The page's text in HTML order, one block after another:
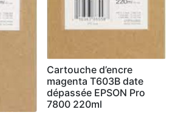
Cartouche d’encre
magenta T603B date
dépassée EPSON Pro
7800 220ml